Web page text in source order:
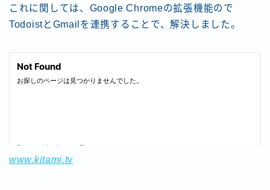
これに関しては、Google Chromeの拡張機能ので
TodoistとGmailを連携することで、解決しました。
www.kitami.tv